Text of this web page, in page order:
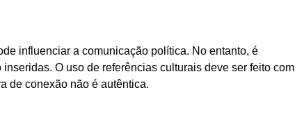
influenciar a comunicação política. No entanto, é
O uso de referências culturais deve ser feito com
de conexão não é autêntica.